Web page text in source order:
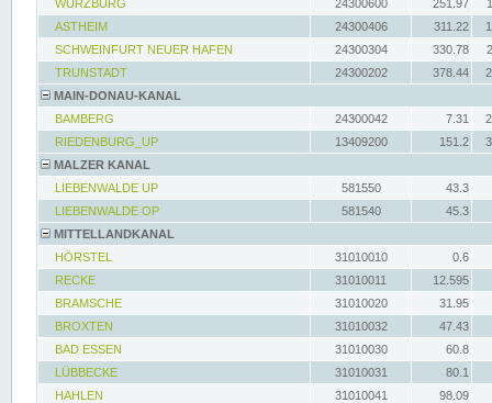
WÜRZBURG 24300600 251.97
ASTHEIM
24300406 311.22
SCHWEINFURT NEUER HAFEN
24300304 330.78
TRUNSTADT
24300202 378.44
MAIN-DONAU-KANAL
BAMBERG
24300042 7.31
RIEDENBURG_UP
13409200 151.2
MALZER KANAL
LIEBENWALDE UP
581550
43.3
LIEBENWALDE OP
581540
45.3
MITTELLANDKANAL
HÖRSTEL
31010010
0.6
RECKE
31010011
12.595
BRAMSCHE
31010020
31.95
BROXTEN
31010032
47.43
BAD ESSEN
31010030
60.8
LÜBBECKE
31010031
80.1
HAHLEN
31010041
98.09